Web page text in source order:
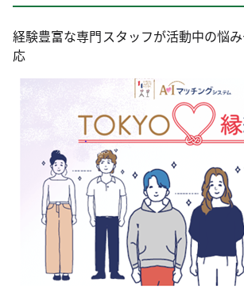
経験豊富な専門スタッフが活動中の悩
応